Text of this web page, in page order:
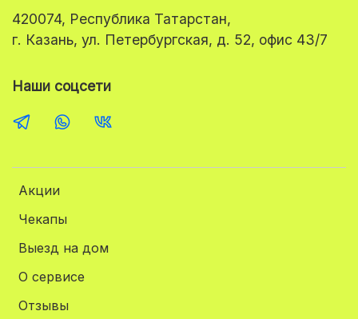
Акции
Чекапы
Выезд на дом
О сервисе
Отзывы
420074, Республика Татарстан,
г. Казань, ул. Петербургская, д. 52, офис 43/7
Наши соцсети